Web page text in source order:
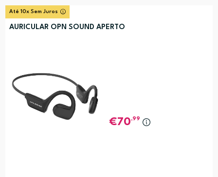
Até 10x Sem Juros
AURICULAR OPN SOUND APERTO
70,99